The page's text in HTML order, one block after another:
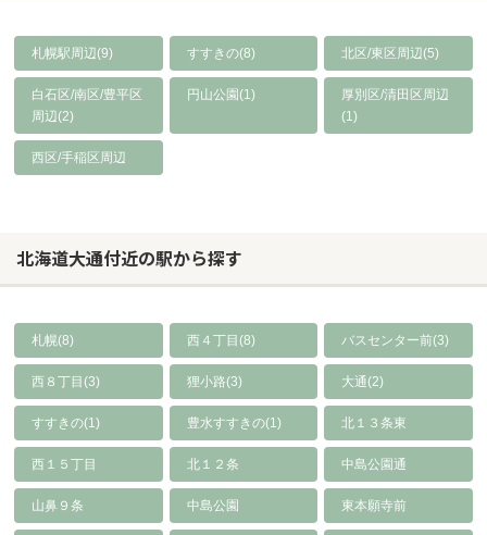
札幌駅周辺(9) すすきの(8) 北区/東区周辺(5)
白石区/南区/豊平区
周辺(2)
円山公園(1)
厚別区/清田区周辺
(1)
西区/手稲区周辺
北海道大通付近の駅から探す
札幌(8) 西４丁目(8) バスセンター前(3)
西８丁目(3) 狸小路(3) 大通(2)
すすきの(1) 豊水すすきの(1) 北１３条東
西１５丁目 北１２条 中島公園通
山鼻９条 中島公園 東本願寺前